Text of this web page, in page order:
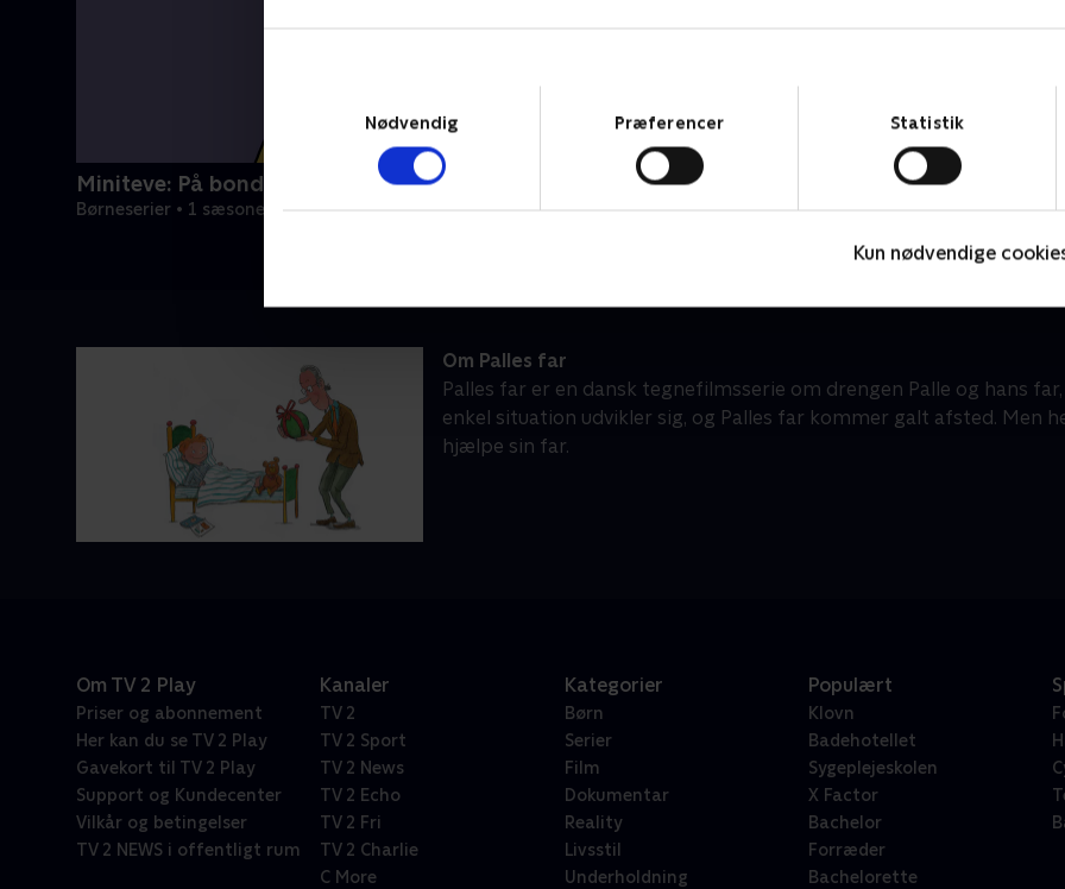
Nødvendig
Præferencer Statistik
Kun nødvendige
Miniteve: På bondegården
Børneserier • 1 sæsoner
Miniteve: Udeleg
Om Palles far
Palles far er en dansk tegnefilmsserie om drengen Palle og hans
enkel situation udvikler sig, og Palles far kommer galt afsted. Men
hjælpe sin far.
Om TV 2 Play
Priser og abonnement
Her kan du se TV 2 Play
Gavekort til TV 2 Play
Support og Kundecenter
Vilkår og betingelser
TV 2 NEWS i offentligt rum
Kanaler
TV 2
TV 2 Sport
TV 2 News
TV 2 Echo
TV 2 Fri
TV 2 Charlie
C More
Kategorier
Børn
Serier
Film
Dokumentar
Reality
Livsstil
Underholdning
Populært
Klovn
Badehotellet
Sygeplejeskolen
X Factor
Bachelor
Forræder
Bachelorette